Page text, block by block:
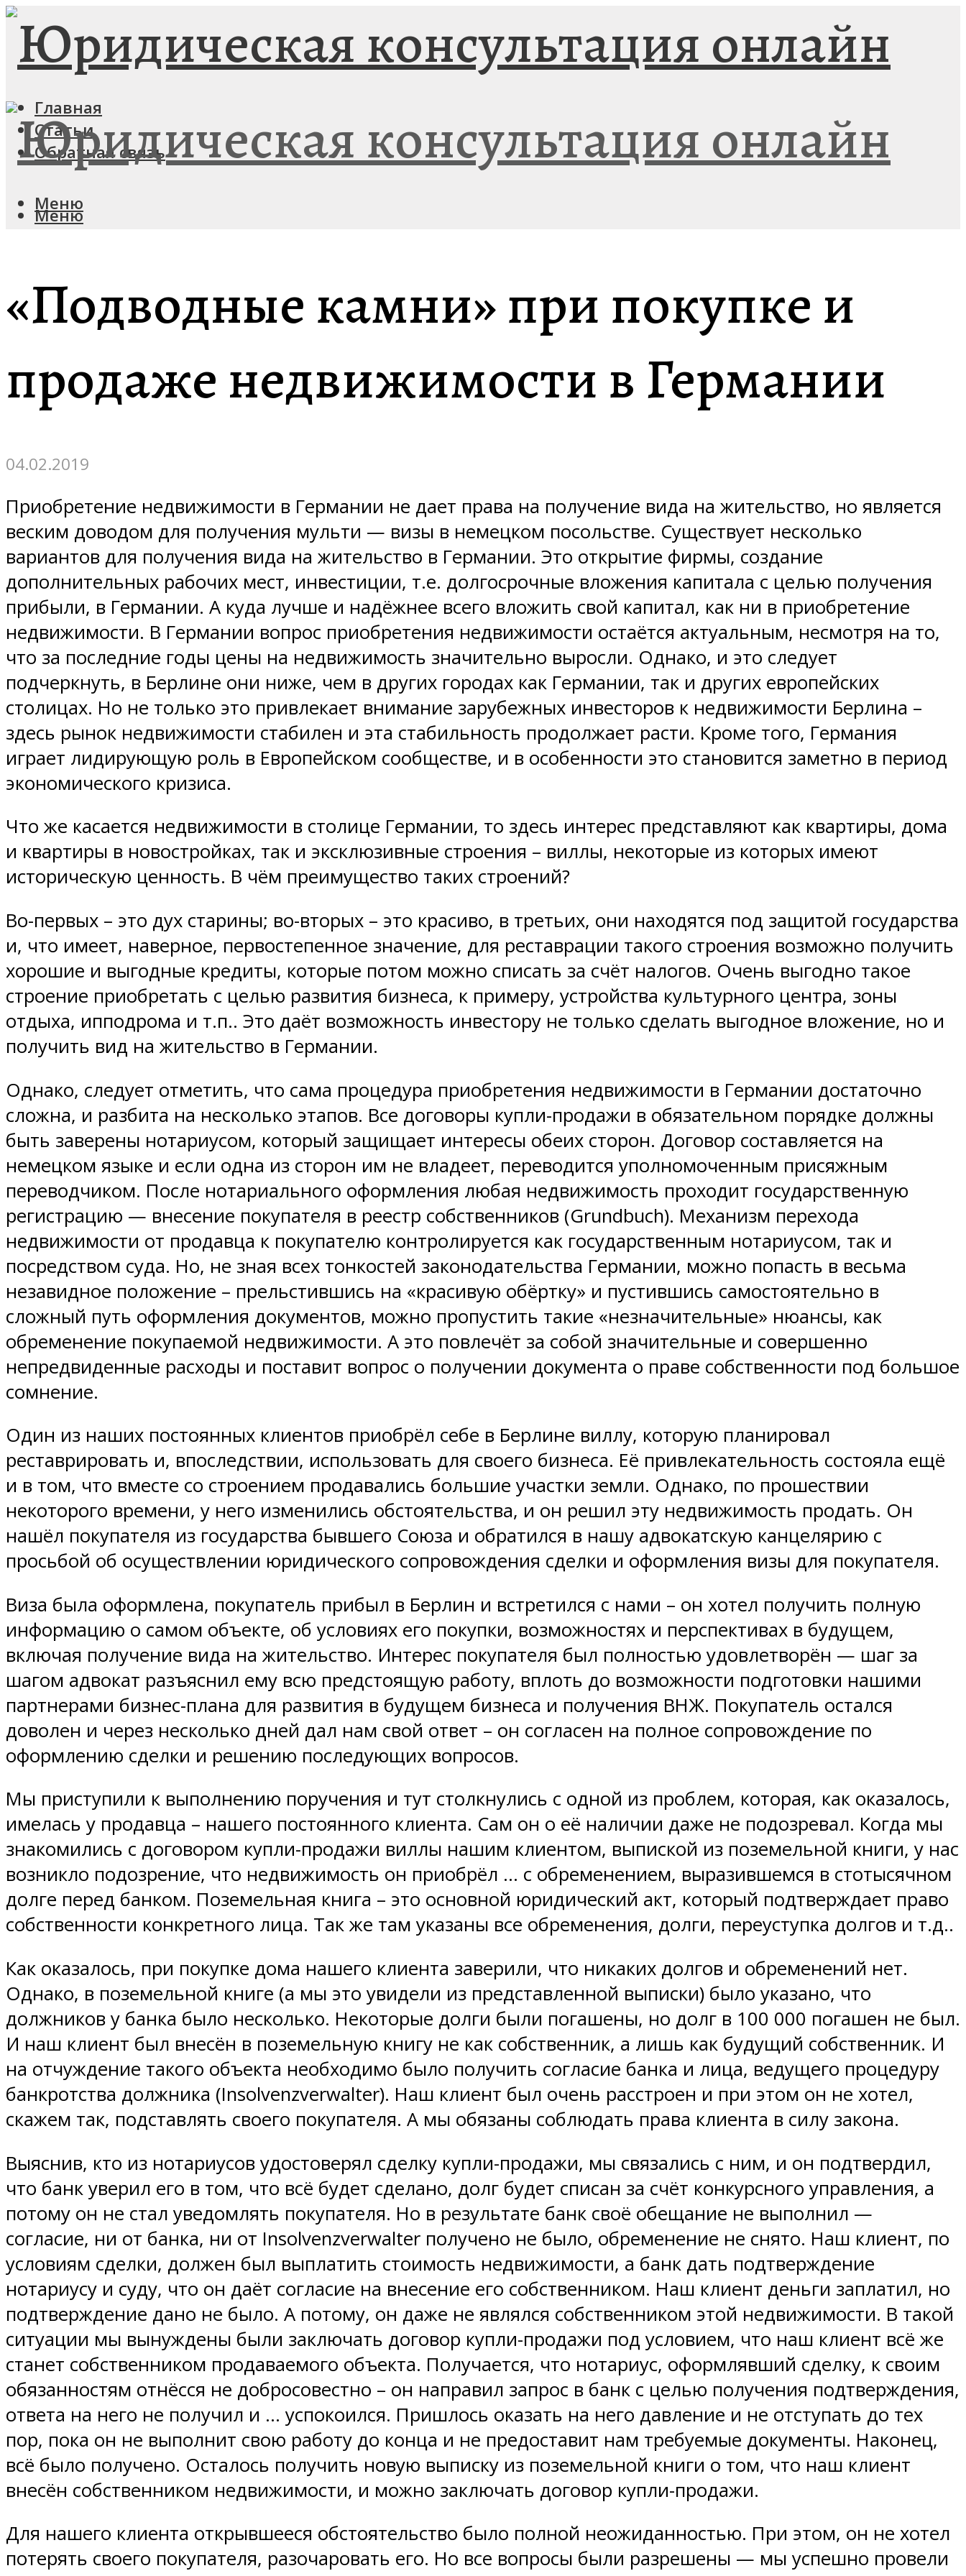
Главная
Статьи
Обратная связь
Меню
Меню
«Подводные камни» при покупке и
продаже недвижимости в Германии
04.02.2019
Приобретение недвижимости в Германии не дает права на получение вида на жительство, но является
веским доводом для получения мульти — визы в немецком посольстве. Существует несколько
вариантов для получения вида на жительство в Германии. Это открытие фирмы, создание
дополнительных рабочих мест, инвестиции, т.е. долгосрочные вложения капитала с целью получения
прибыли, в Германии. А куда лучше и надёжнее всего вложить свой капитал, как ни в приобретение
недвижимости. В Германии вопрос приобретения недвижимости остаётся актуальным, несмотря на то,
что за последние годы цены на недвижимость значительно выросли. Однако, и это следует
подчеркнуть, в Берлине они ниже, чем в других городах как Германии, так и других европейских
столицах. Но не только это привлекает внимание зарубежных инвесторов к недвижимости Берлина –
здесь рынок недвижимости стабилен и эта стабильность продолжает расти. Кроме того, Германия
играет лидирующую роль в Европейском сообществе, и в особенности это становится заметно в период
экономического кризиса.
Что же касается недвижимости в столице Германии, то здесь интерес представляют как квартиры, дома
и квартиры в новостройках, так и эксклюзивные строения – виллы, некоторые из которых имеют
историческую ценность. В чём преимущество таких строений?
Во-первых – это дух старины; во-вторых – это красиво, в третьих, они находятся под защитой государства
и, что имеет, наверное, первостепенное значение, для реставрации такого строения возможно получить
хорошие и выгодные кредиты, которые потом можно списать за счёт налогов. Очень выгодно такое
строение приобретать с целью развития бизнеса, к примеру, устройства культурного центра, зоны
отдыха, ипподрома и т.п.. Это даёт возможность инвестору не только сделать выгодное вложение, но и
получить вид на жительство в Германии.
Однако, следует отметить, что сама процедура приобретения недвижимости в Германии достаточно
сложна, и разбита на несколько этапов. Все договоры купли-продажи в обязательном порядке должны
быть заверены нотариусом, который защищает интересы обеих сторон. Договор составляется на
немецком языке и если одна из сторон им не владеет, переводится уполномоченным присяжным
переводчиком. После нотариального оформления любая недвижимость проходит государственную
регистрацию — внесение покупателя в реестр собственников (Grundbuch). Механизм перехода
недвижимости от продавца к покупателю контролируется как государственным нотариусом, так и
посредством суда. Но, не зная всех тонкостей законодательства Германии, можно попасть в весьма
незавидное положение – прельстившись на «красивую обёртку» и пустившись самостоятельно в
сложный путь оформления документов, можно пропустить такие «незначительные» нюансы, как
обременение покупаемой недвижимости. А это повлечёт за собой значительные и совершенно
непредвиденные расходы и поставит вопрос о получении документа о праве собственности под большое
сомнение.
Один из наших постоянных клиентов приобрёл себе в Берлине виллу, которую планировал
реставрировать и, впоследствии, использовать для своего бизнеса. Её привлекательность состояла ещё
и в том, что вместе со строением продавались большие участки земли. Однако, по прошествии
некоторого времени, у него изменились обстоятельства, и он решил эту недвижимость продать. Он
нашёл покупателя из государства бывшего Союза и обратился в нашу адвокатскую канцелярию с
просьбой об осуществлении юридического сопровождения сделки и оформления визы для покупателя.
Виза была оформлена, покупатель прибыл в Берлин и встретился с нами – он хотел получить полную
информацию о самом объекте, об условиях его покупки, возможностях и перспективах в будущем,
включая получение вида на жительство. Интерес покупателя был полностью удовлетворён — шаг за
шагом адвокат разъяснил ему всю предстоящую работу, вплоть до возможности подготовки нашими
партнерами бизнес-плана для развития в будущем бизнеса и получения ВНЖ. Покупатель остался
доволен и через несколько дней дал нам свой ответ – он согласен на полное сопровождение по
оформлению сделки и решению последующих вопросов.
Мы приступили к выполнению поручения и тут столкнулись с одной из проблем, которая, как оказалось,
имелась у продавца – нашего постоянного клиента. Сам он о её наличии даже не подозревал. Когда мы
знакомились с договором купли-продажи виллы нашим клиентом, выпиской из поземельной книги, у нас
возникло подозрение, что недвижимость он приобрёл … с обременением, выразившемся в стотысячном
долге перед банком. Поземельная книга – это основной юридический акт, который подтверждает право
собственности конкретного лица. Так же там указаны все обременения, долги, переуступка долгов и т.д..
Как оказалось, при покупке дома нашего клиента заверили, что никаких долгов и обременений нет.
Однако, в поземельной книге (а мы это увидели из представленной выписки) было указано, что
должников у банка было несколько. Некоторые долги были погашены, но долг в 100 000 погашен не был.
И наш клиент был внесён в поземельную книгу не как собственник, а лишь как будущий собственник. И
на отчуждение такого объекта необходимо было получить согласие банка и лица, ведущего процедуру
банкротства должника (Insolvenzverwalter). Наш клиент был очень расстроен и при этом он не хотел,
скажем так, подставлять своего покупателя. А мы обязаны соблюдать права клиента в силу закона.
Выяснив, кто из нотариусов удостоверял сделку купли-продажи, мы связались с ним, и он подтвердил,
что банк уверил его в том, что всё будет сделано, долг будет списан за счёт конкурсного управления, а
потому он не стал уведомлять покупателя. Но в результате банк своё обещание не выполнил —
согласие, ни от банка, ни от Insolvenzverwalter получено не было, обременение не снято. Наш клиент, по
условиям сделки, должен был выплатить стоимость недвижимости, а банк дать подтверждение
нотариусу и суду, что он даёт согласие на внесение его собственником. Наш клиент деньги заплатил, но
подтверждение дано не было. А потому, он даже не являлся собственником этой недвижимости. В такой
ситуации мы вынуждены были заключать договор купли-продажи под условием, что наш клиент всё же
станет собственником продаваемого объекта. Получается, что нотариус, оформлявший сделку, к своим
обязанностям отнёсся не добросовестно – он направил запрос в банк с целью получения подтверждения,
ответа на него не получил и … успокоился. Пришлось оказать на него давление и не отступать до тех
пор, пока он не выполнит свою работу до конца и не предоставит нам требуемые документы. Наконец,
всё было получено. Осталось получить новую выписку из поземельной книги о том, что наш клиент
внесён собственником недвижимости, и можно заключать договор купли-продажи.
Для нашего клиента открывшееся обстоятельство было полной неожиданностью. При этом, он не хотел
потерять своего покупателя, разочаровать его. Но все вопросы были разрешены — мы успешно провели